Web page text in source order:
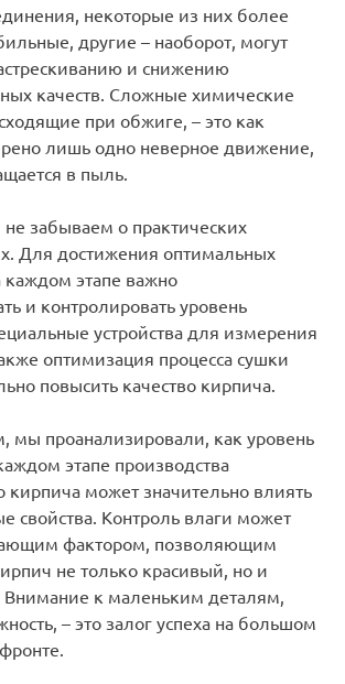
некоторые из них более
другие – наоборот, могут
и снижению
качеств. Сложные химические
при обжиге, – это как
лишь одно неверное движение,
в пыль.
забываем о практических
Для достижения оптимальных
каждом этапе важно
и контролировать уровень
устройства для измерения
оптимизация процесса сушки
повысить качество кирпича.
мы проанализировали, как уровень
этапе производства
кирпича может значительно влиять
свойства. Контроль влаги может
фактором, позволяющим
не только красивый, но и
Внимание к маленьким деталям,
– это залог успеха на большом